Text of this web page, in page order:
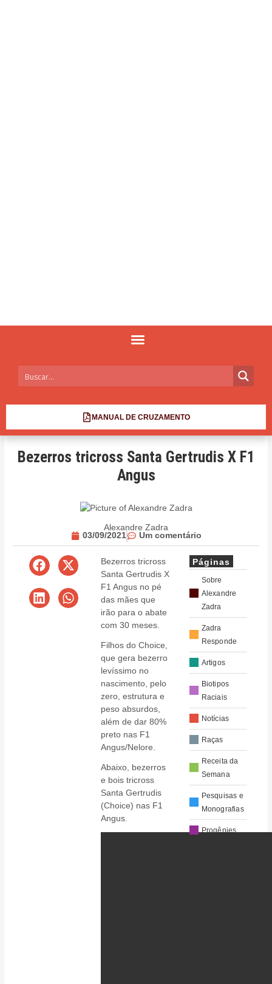
MANUAL DE CRUZAMENTO
Bezerros tricross Santa Gertrudis X F1
Angus
Alexandre Zadra
03/09/2021 Um comentário
Bezerros tricross
Santa Gertrudis X
F1 Angus no pé
das mães que
irão para o abate
com 30 meses.
Filhos do Choice,
que gera bezerro
levíssimo no
nascimento, pelo
zero, estrutura e
peso absurdos,
além de dar 80%
preto nas F1
Angus/Nelore.
Abaixo, bezerros
e bois tricross
Santa Gertrudis
(Choice) nas F1
Angus.
Páginas
Sobre
Alexandre
Zadra
Zadra
Responde
Artigos
Biotipos
Raciais
Notícias
Raças
Receita da
Semana
Pesquisas e
Monografias
Progênies